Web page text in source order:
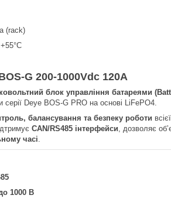
(rack)
G 200-1000Vdc 120A
блок управління батареями
Deye BOS-G PRO на основі LiFePO4.
балансування та безпеку роботи
CAN/RS485 інтерфейси , дозволяє
часі
1000 В